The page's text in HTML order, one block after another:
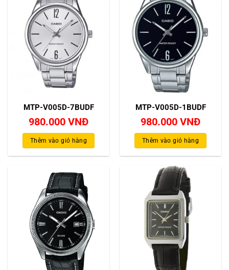
MTP-V005D-7BUDF
980.000 VNĐ
Thêm vào giỏ hàng
MTP-V005D-1BUDF
980.000 VNĐ
Thêm vào giỏ hàng